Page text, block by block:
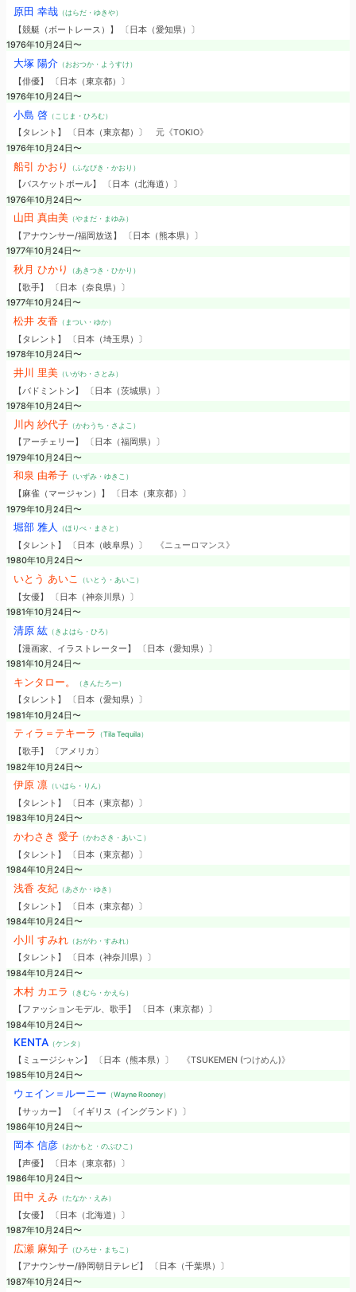
原田 幸哉（はらだ・ゆきや）
【競艇（ボートレース）】 〔日本（愛知県）〕
1976年10月24日〜
大塚 陽介（おおつか・ようすけ）
【俳優】 〔日本（東京都）〕
1976年10月24日〜
小島 啓（こじま・ひろむ）
【タレント】 〔日本（東京都）〕 元《TOKIO》
1976年10月24日〜
船引 かおり （ふなびき・かおり）
【バスケットボール】 〔日本（北海道）〕
1976年10月24日〜
山田 真由美（やまだ・まゆみ）
【アナウンサー/福岡放送】 〔日本（熊本県）〕
1977年10月24日〜
秋月 ひかり （あきつき・ひかり）
【歌手】 〔日本（奈良県）〕
1977年10月24日〜
松井 友香 （まつい・ゆか）
【タレント】 〔日本（埼玉県）〕
1978年10月24日〜
井川 里美（いがわ・さとみ）
【バドミントン】 〔日本（茨城県）〕
1978年10月24日〜
川内 紗代子（かわうち・さよこ）
【アーチェリー】 〔日本（福岡県）〕
1979年10月24日〜
和泉 由希子（いずみ・ゆきこ）
【麻雀（マージャン）】 〔日本（東京都）〕
1979年10月24日〜
堀部 雅人 （ほりべ・まさと）
【タレント】 〔日本（岐阜県）〕
《ニューロマンス》
1980年10月24日〜
いとう あいこ （いとう・あいこ）
【女優】 〔日本（神奈川県）〕
1981年10月24日〜
清原 紘（きよはら・ひろ）
【漫画家、イラストレーター】 〔日本（愛知県）〕
1981年10月24日〜
キンタロー。 （きんたろー）
【タレント】 〔日本（愛知県）〕
1981年10月24日〜
ティラ＝テキーラ （Tila Tequila）
【歌手】 〔アメリカ〕
1982年10月24日〜
伊原 凛（いはら・りん）
【タレント】 〔日本（東京都）〕
1983年10月24日〜
かわさき 愛子（かわさき・あいこ）
【タレント】 〔日本（東京都）〕
1984年10月24日〜
浅香 友紀（あさか・ゆき）
【タレント】 〔日本（東京都）〕
1984年10月24日〜
小川 すみれ（おがわ・すみれ）
【タレント】 〔日本（神奈川県）〕
1984年10月24日〜
木村 カエラ （きむら・かえら）
【ファッションモデル、歌手】 〔日本（東京都）〕
1984年10月24日〜
KENTA（ケンタ）
【ミュージシャン】 〔日本（熊本県）〕
《TSUKEMEN (つけめん)》
1985年10月24日〜
ウェイン＝ルーニー （Wayne Rooney）
【サッカー】 〔イギリス（イングランド）〕
1986年10月24日〜
岡本 信彦（おかもと・のぶひこ）
【声優】 〔日本（東京都）〕
1986年10月24日〜
田中 えみ（たなか・えみ）
【女優】 〔日本（北海道）〕
1987年10月24日〜
広瀬 麻知子（ひろせ・まちこ）
【アナウンサー/静岡朝日テレビ】 〔日本（千葉県）〕
1987年10月24日〜